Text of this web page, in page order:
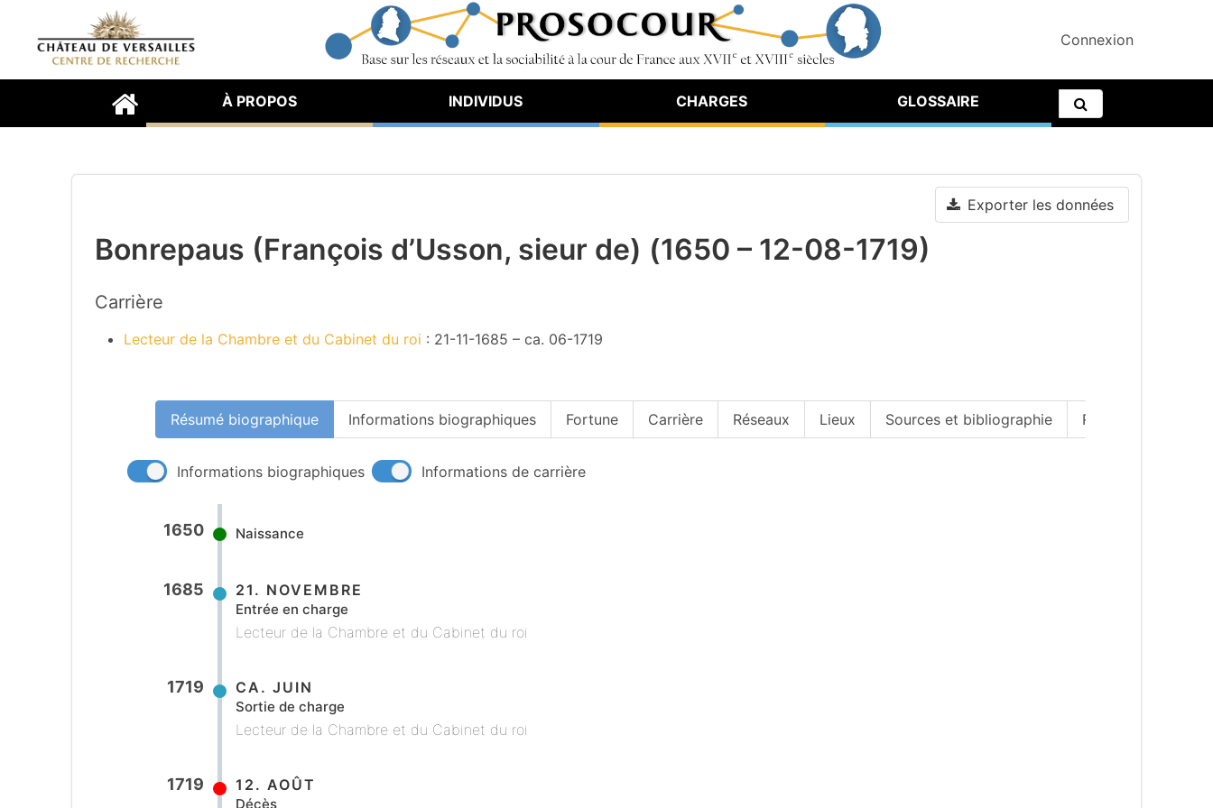
Connexion
À PROPOS INDIVIDUS CHARGES GLOSSAIRE
Exporter les données
Bonrepaus (François d’Usson, sieur de) (1650 – 12-08-1719)
Carrière
Lecteur de la Chambre et du Cabinet du roi : 21-11-1685 – ca. 06-1719
Résumé biographique Informations biographiques Fortune Carrière Réseaux Lieux Sources et bibliographie Remarques
Informations biographiques Informations de carrière
1650 Naissance
1685 21. NOVEMBRE
Entrée en charge
Lecteur de la Chambre et du Cabinet du roi
1719 CA. JUIN
Sortie de charge
Lecteur de la Chambre et du Cabinet du roi
1719 12. AOÛT
Décès